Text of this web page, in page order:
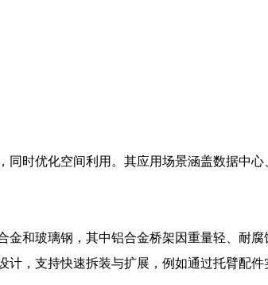
时优化空间利用。其应用场景涵盖数据中
和玻璃钢，其中铝合金桥架因重量轻、耐腐
，支持快速拆装与扩展，例如通过托臂配